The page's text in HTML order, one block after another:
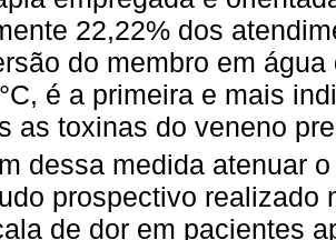
22,22% dos
do membro em
é a primeira e mais
as toxinas do veneno
dessa medida atenuar
prospectivo realizado
de dor em pacientes